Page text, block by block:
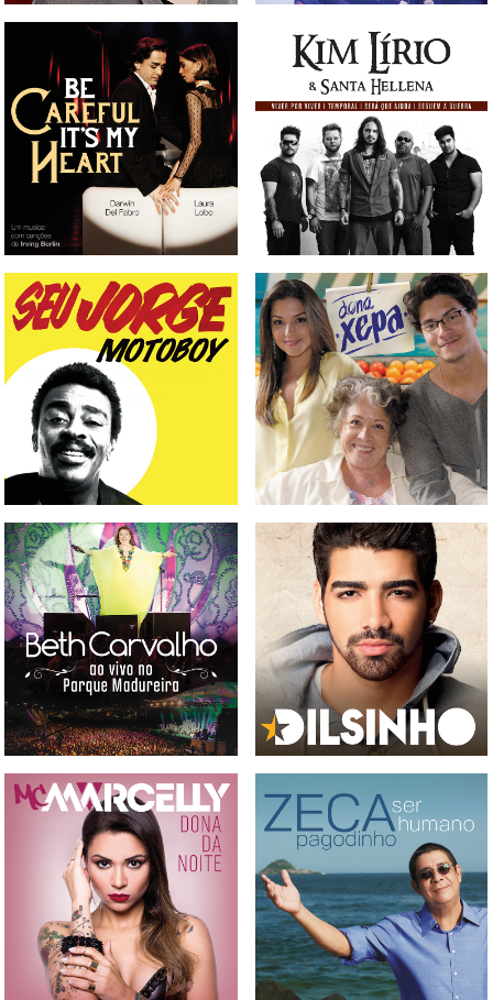
CD TRILHA SONORA DO
MUSICAL BE CAREFUL IT'S
MY HEART
CD PROMO KIM LÍRIO &
SANTA HELLENA
CD PROMO SEU JORGE -
MOTOBOY
CD TRILHA SONORA DA
NOVELA DONA XEPA
CD E DVD BETH CARVALHO
- AO VIVO NO PARQUE
MADUREIRA
CD DILSINHO
CD MC MARCELLY - DONA
DA NOITE
CD ZECA PAGODINHO - SER
HUMANOS